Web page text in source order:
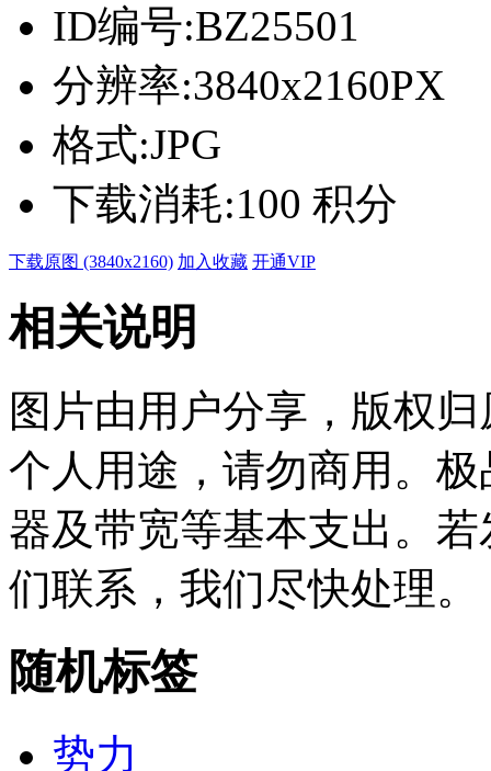
ID编号:BZ25501
分辨率:3840x2160PX
格式:JPG
下载消耗:100 积分
下载原图 (3840x2160) 加入收藏 开通VIP
相关说明
图片由用户分享，版权
个人用途，请勿商用。
器及带宽等基本支出。
们联系，我们尽快处理。
随机标签
势力